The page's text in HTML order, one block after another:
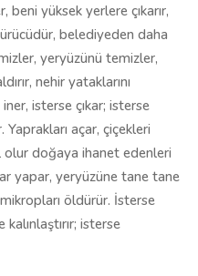
yüksek yerlere çıkarır,
belediyeden daha
yeryüzünü temizler,
nehir yataklarını
isterse çıkar; isterse
açar, çiçekleri
doğaya ihanet edenleri
yapar, yeryüzüne tane tane
öldürür. İsterse
isterse